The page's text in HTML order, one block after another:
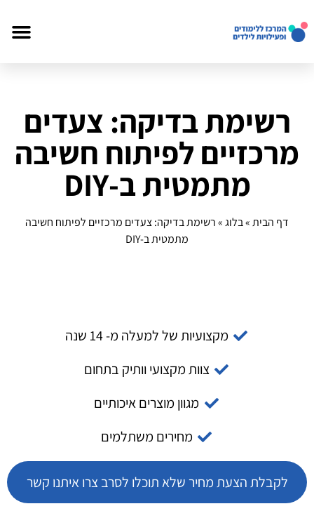
רשימת בדיקה: צעדים
מרכזיים לפיתוח חשיבה
מתמטית ב-DIY
דף הבית»בלוג»רשימת בדיקה: צעדים מרכזיים לפיתוח חשיבה
מתמטית ב-DIY
מקצועיות של למעלה מ- 14 שנה
צוות מקצועי וותיק בתחום
מגוון מוצרים איכותיים
מחירים משתלמים
לקבלת הצעת מחיר שלא תוכלו לסרב צרו איתנו קשר